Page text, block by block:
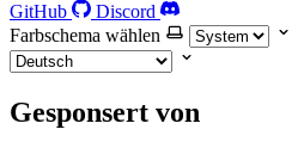
GitHub
Discord
Farbschema wählen
Gesponsert von